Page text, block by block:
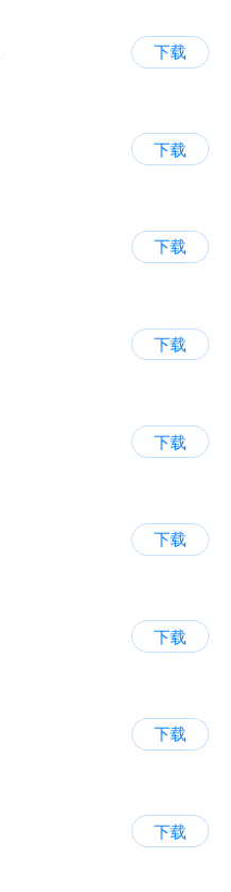
下载
下载
下载
下载
下载
下载
下载
下载
下载